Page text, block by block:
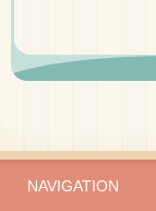
NAVIGATION